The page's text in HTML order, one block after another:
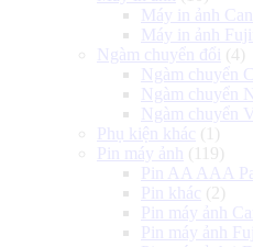
Máy in ảnh
Máy in ảnh
Ngàm chuyển đổi (4)
Ngàm chuyển
Ngàm chuyển
Ngàm chuyển
Phụ kiện khác (1)
Pin máy ảnh
(119)
Pin AA AAA
Pin khác (2)
Pin máy ảnh
Pin máy ảnh